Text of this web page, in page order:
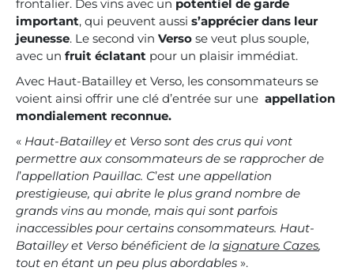
frontalier. Des vins avec un potentiel de garde
important, qui peuvent aussi s’apprécier dans leur
jeunesse. Le second vin Verso se veut plus souple,
avec un fruit éclatant pour un plaisir immédiat.
Avec Haut-Batailley et Verso, les consommateurs se
voient ainsi offrir une clé d’entrée sur une appellation
mondialement reconnue.
« Haut-Batailley et Verso sont des crus qui vont
permettre aux consommateurs de se rapprocher de
l’appellation Pauillac. C’est une appellation
prestigieuse, qui abrite le plus grand nombre de
grands vins au monde, mais qui sont parfois
inaccessibles pour certains consommateurs. Haut-
Batailley et Verso bénéficient de la signature Cazes,
tout en étant un peu plus abordables ».